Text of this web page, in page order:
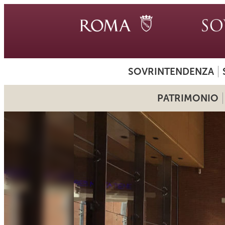
SOVRINTENDENZA
PATRIMONIO